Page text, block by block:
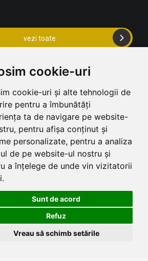
cookies and other tracking
to improve your
experience on our website,
you personalized content and
ads, to analyze our website
and to understand where our
are coming from.
I agree
I decline
Change my preferences
cookie-uri
cookie-uri și alte tehnologii de
pentru a îmbunătăți
ta de navigare pe website-
pentru afișa conținut și
personalizate, pentru a analiza
de pe website-ul nostru și
a înțelege de unde vin vizitatorii
Sunt de acord
Refuz
Vreau să schimb setările
preferata pentru a obtine un
vezi toate
965 555
loc. Cluj-Napoca
rezervari@bdvrentacar.ro
INFO UTILE
NEWSLETTER
primi oferte si noutati